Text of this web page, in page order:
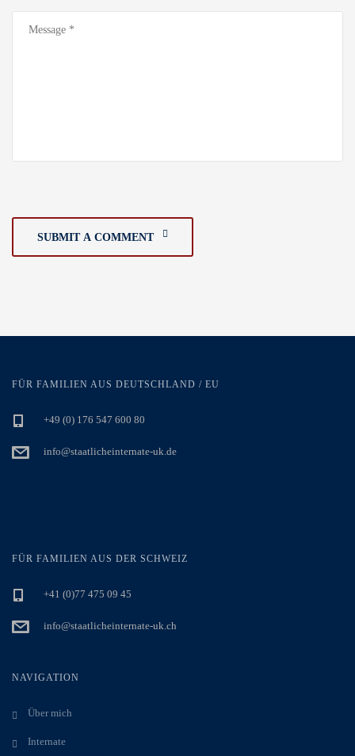
SUBMIT A COMMENT
FÜR FAMILIEN AUS DEUTSCHLAND / EU
+49 (0) 176 547 600 80
info@staatlicheinternate-uk.de
FÜR FAMILIEN AUS DER SCHWEIZ
+41 (0)77 475 09 45
info@staatlicheinternate-uk.ch
NAVIGATION
Über mich
Internate